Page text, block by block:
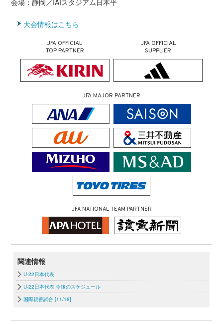
会場：静岡／IAIスタジアム日本平
大会情報はこちら
JFA OFFICIAL
TOP PARTNER
JFA OFFICIAL
SUPPLIER
JFA MAJOR PARTNER
JFA NATIONAL TEAM PARTNER
関連情報
U-22日本代表
U-22日本代表 今後のスケジュール
国際親善試合 [11/18]